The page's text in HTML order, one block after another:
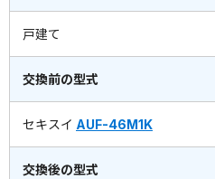
戸建て
交換前の型式
セキスイ AUF-46M1K
交換後の型式